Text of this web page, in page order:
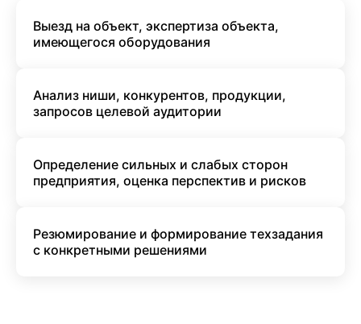
Выезд на объект, экспертиза объекта,
имеющегося оборудования
Анализ ниши, конкурентов, продукции,
запросов целевой аудитории
Определение сильных и слабых сторон
предприятия, оценка перспектив и рисков
Резюмирование и формирование техзадания
с конкретными решениями